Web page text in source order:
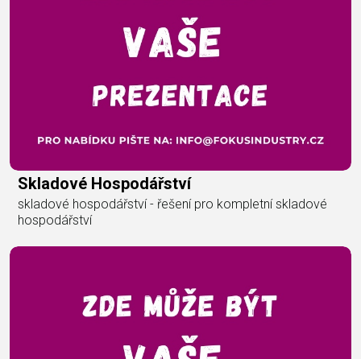
Skladové Hospodářství
skladové hospodářství - řešení pro kompletní skladové
hospodářství